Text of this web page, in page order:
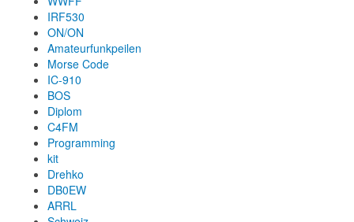
IRF530
ON/ON
Amateurfunkpeilen
Morse Code
IC-910
BOS
Diplom
C4FM
Programming
kit
Drehko
DB0EW
ARRL